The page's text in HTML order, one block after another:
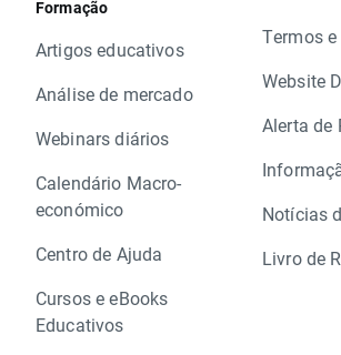
Formação
Artigos educativos
Análise de mercado
Webinars diários
Calendário Macro-
económico
Centro de Ajuda
Cursos e eBooks
Educativos
Termos
Website
Alerta de
Notícias
Livro de